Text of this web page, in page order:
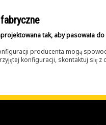
tak, aby pasowała
producenta mogą
konfiguracji, skontaktuj się